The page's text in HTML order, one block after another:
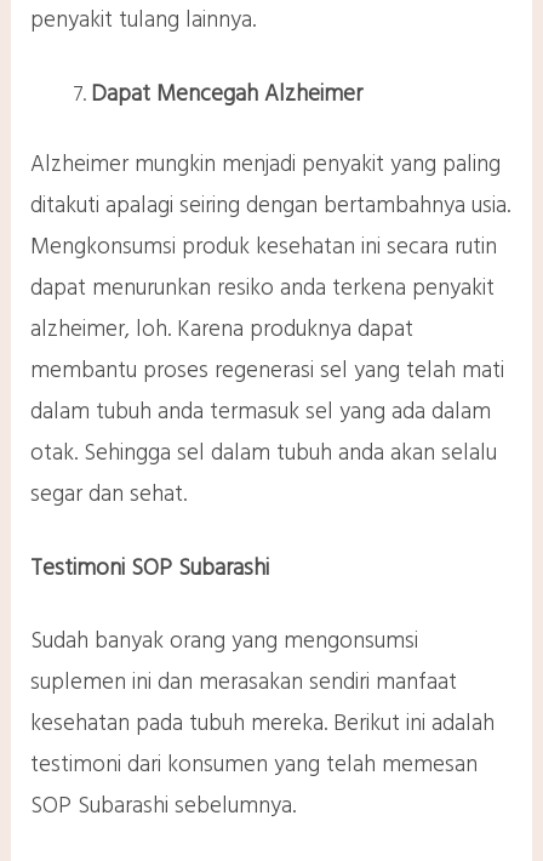
penyakit tulang lainnya.
Dapat Mencegah Alzheimer
Alzheimer mungkin menjadi penyakit yang paling
ditakuti apalagi seiring dengan bertambahnya usia.
Mengkonsumsi produk kesehatan ini secara rutin
dapat menurunkan resiko anda terkena penyakit
alzheimer, loh. Karena produknya dapat
membantu proses regenerasi sel yang telah mati
dalam tubuh anda termasuk sel yang ada dalam
otak. Sehingga sel dalam tubuh anda akan selalu
segar dan sehat.
Testimoni SOP Subarashi
Sudah banyak orang yang mengonsumsi
suplemen ini dan merasakan sendiri manfaat
kesehatan pada tubuh mereka. Berikut ini adalah
testimoni dari konsumen yang telah memesan
SOP Subarashi sebelumnya.